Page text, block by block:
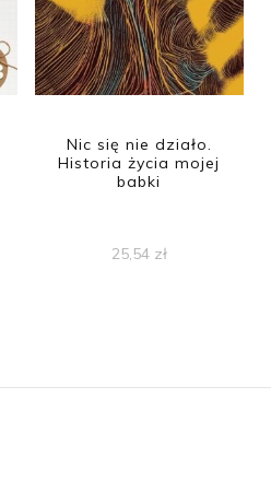
Nic się nie działo.
Historia życia mojej
babki
25,54 zł